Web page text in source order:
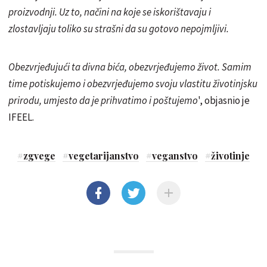
proizvodnji. Uz to, načini na koje se iskorištavaju i
zlostavljaju toliko su strašni da su gotovo nepojmljivi.
Obezvrjeđujući ta divna bića, obezvrjeđujemo život. Samim
time potiskujemo i obezvrjeđujemo svoju vlastitu životinjsku
prirodu, umjesto da je prihvatimo i poštujemo', objasnio je
IFEEL.
#zgvege #vegetarijanstvo #veganstvo #životinje